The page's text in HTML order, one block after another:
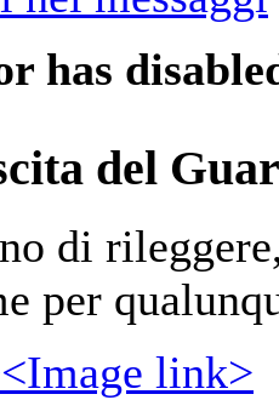
has
del
di
per
<Image link>